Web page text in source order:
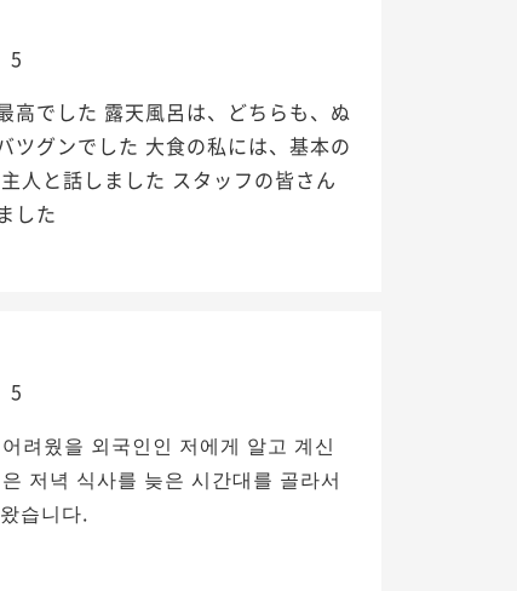
5
高でした 露天風呂は、どちらも、ぬ
ツグンでした 大食の私には、基本の
人と話しました スタッフの皆さん
した
5
려웠을 외국인인 저에게 알고 계신
저녁 식사를 늦은 시간대를 골라서
습니다.